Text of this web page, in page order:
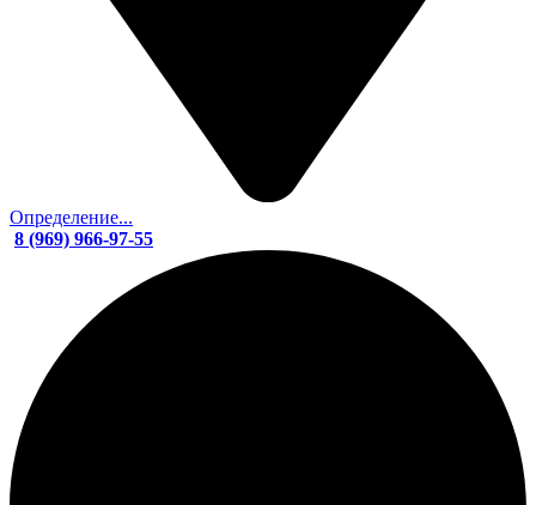
Определение...
8 (969) 966-97-55